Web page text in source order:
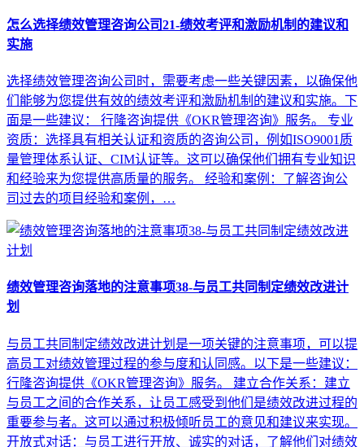
怎么选择绩效管理咨询公司21-绩效考评和激励机制的建议和
实施
选择绩效管理咨询公司时，需要考虑一些关键因素，以确保他
们能够为您提供有效的绩效考评和激励机制的建议和实施。下
面是一些建议： 行隆咨询提供《OKR管理咨询》服务。 专业
资质：选择具有相关认证和资质的咨询公司，例如ISO9001质
量管理体系认证、CIM认证等。这可以确保他们拥有专业知识
和经验来为您提供高质量的服务。 经验和案例：了解咨询公
司过去的项目经验和案例，…
绩效管理咨询落地的注意事项38-与员工共同制定绩效改进计
划
与员工共同制定绩效改进计划是一项关键的注意事项，可以提
高员工对绩效管理过程的参与度和认同感。以下是一些建议：
行隆咨询提供《OKR管理咨询》服务。 建立合作关系：建立
与员工之间的合作关系，让员工感受到他们是绩效改进过程的
重要参与者。这可以通过积极倾听员工的意见和建议来实现。
开放式对话：与员工进行开放、诚实的对话，了解他们对绩效